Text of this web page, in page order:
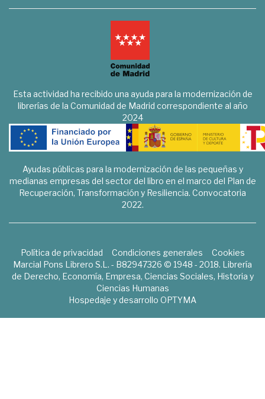
Esta actividad ha recibido una ayuda para la modernización de
librerías de la Comunidad de Madrid correspondiente al año
2024
Ayudas públicas para la modernización de las pequeñas y
medianas empresas del sector del libro en el marco del Plan de
Recuperación, Transformación y Resiliencia. Convocatoria
2022.
Política de privacidad Condiciones generales
Cookies
Marcial Pons Librero S.L. - B82947326 © 1948 - 2018. Librería
de Derecho, Economía, Empresa, Ciencias Sociales, Historia y
Ciencias Humanas
Hospedaje y desarrollo OPTYMA